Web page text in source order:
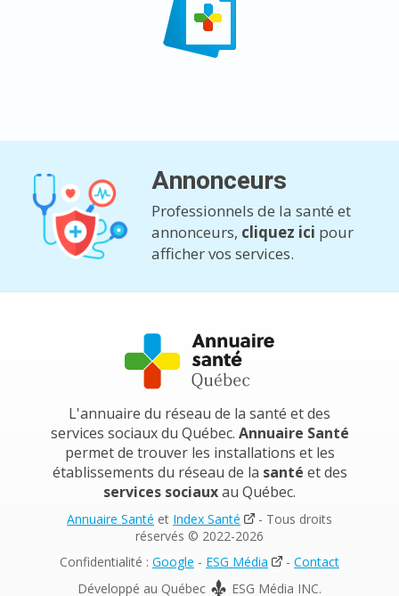
Annonceurs
Professionnels de la santé et
annonceurs, cliquez ici pour
afficher vos services.
L'annuaire du réseau de la santé et des
services sociaux du Québec. Annuaire Santé
permet de trouver les installations et les
établissements du réseau de la santé et des
services sociauxau Québec.
Annuaire Santé et Index Santé
- Tous droits
réservés © 2022-2026
Confidentialité : Google - ESG Média - Contact
Développé au Québec
ESG Média INC.